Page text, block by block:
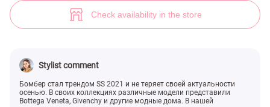
Check availability in the store
Stylist comment
Бомбер стал трендом SS 2021 и не теряет своей актуальности
осенью. В своих коллекциях различные модели представили
Bottega Veneta, Givenchy и другие модные дома. В нашей
(№ 40238) ♡ Gepur - women clothes store